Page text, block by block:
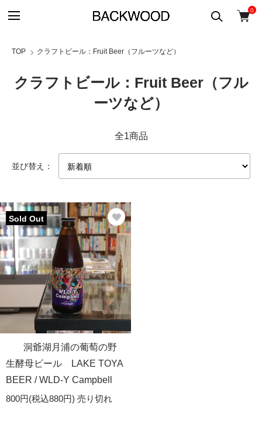
0
TOP クラフトビール：Fruit Beer（フルーツなど）
クラフトビール：Fruit Beer（フル
ーツなど）
全1商品
並び替え：
Sold Out
洞爺湖月浦の葡萄の野
生酵母ビール LAKE TOYA
BEER / WLD-Y Campbell
800円(税込880円) 売り切れ